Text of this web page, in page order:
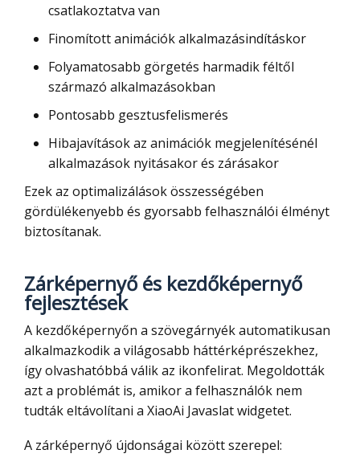
csatlakoztatva van
Finomított animációk alkalmazásindításkor
Folyamatosabb görgetés harmadik féltől
származó alkalmazásokban
Pontosabb gesztusfelismerés
Hibajavítások az animációk megjelenítésénél
alkalmazások nyitásakor és zárásakor
Ezek az optimalizálások összességében
gördülékenyebb és gyorsabb felhasználói élményt
biztosítanak.
Zárképernyő és kezdőképernyő
fejlesztések
A kezdőképernyőn a szövegárnyék automatikusan
alkalmazkodik a világosabb háttérképrészekhez,
így olvashatóbbá válik az ikonfelirat. Megoldották
azt a problémát is, amikor a felhasználók nem
tudták eltávolítani a XiaoAi Javaslat widgetet.
A zárképernyő újdonságai között szerepel: